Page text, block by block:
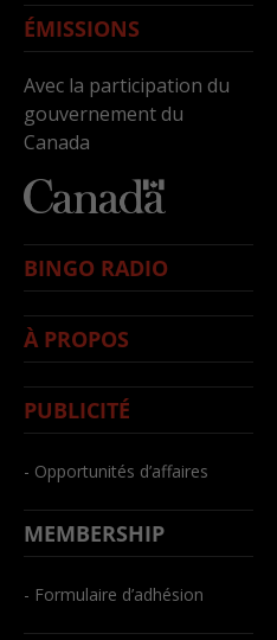
ÉMISSIONS
Avec la participation du
gouvernement du
Canada
BINGO RADIO
À PROPOS
PUBLICITÉ
- Opportunités d’affaires
MEMBERSHIP
- Formulaire d’adhésion